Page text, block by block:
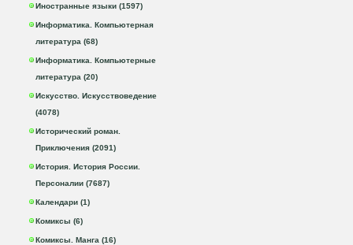
Иностранные языки (1597)
Информатика. Компьютерная
литература (68)
Информатика. Компьютерные
литература (20)
Искусство. Искусствоведение
(4078)
Исторический роман.
Приключения (2091)
История. История России.
Персоналии (7687)
Календари (1)
Комиксы (6)
Комиксы. Манга (16)